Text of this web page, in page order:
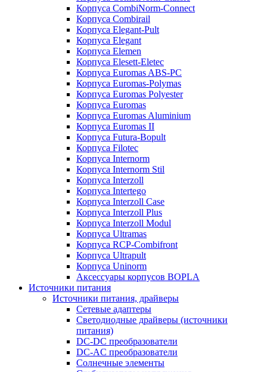
Корпуса CombiNorm-Connect
Корпуса Combirail
Корпуса Elegant-Pult
Корпуса Elegant
Корпуса Elemen
Корпуса Elesett-Eletec
Корпуса Euromas ABS-PC
Корпуса Euromas-Polymas
Корпуса Euromas Polyester
Корпуса Euromas
Корпуса Euromas Aluminium
Корпуса Euromas II
Корпуса Futura-Bopult
Корпуса Filotec
Корпуса Internorm
Корпуса Internorm Stil
Корпуса Interzoll
Корпуса Intertego
Корпуса Interzoll Case
Корпуса Interzoll Plus
Корпуса Interzoll Modul
Корпуса Ultramas
Корпуса RCP-Combifront
Корпуса Ultrapult
Корпуса Uninorm
Аксессуары корпусов BOPLA
Источники питания
Источники питания, драйверы
Сетевые адаптеры
Светодиодные драйверы (источники
питания)
DC-DC преобразователи
DC-AC преобразователи
Солнечные элементы